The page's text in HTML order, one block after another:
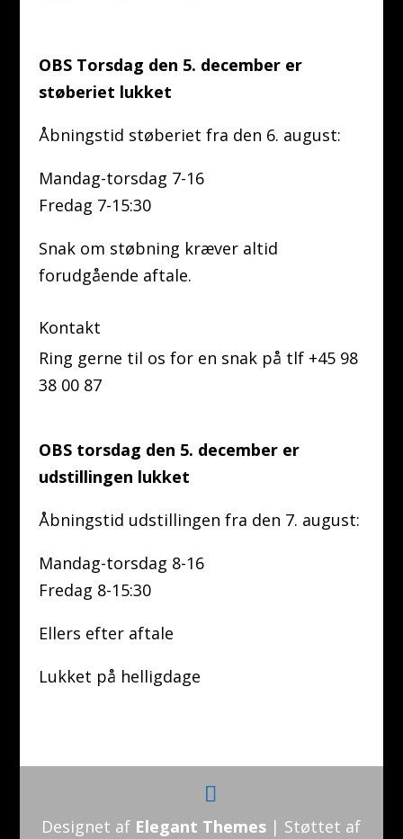
OBS Torsdag den 5. december er
støberiet lukket
Åbningstid støberiet fra den 6. august:
Mandag-torsdag 7-16
Fredag 7-15:30
Snak om støbning kræver altid
forudgående aftale.
Kontakt
Ring gerne til os for en snak på tlf +45 98
38 00 87
OBS torsdag den 5. december er
udstillingen lukket
Åbningstid udstillingen fra den 7. august:
Mandag-torsdag 8-16
Fredag 8-15:30
Ellers efter aftale
Lukket på helligdage
Designet af Elegant Themes | Støttet af